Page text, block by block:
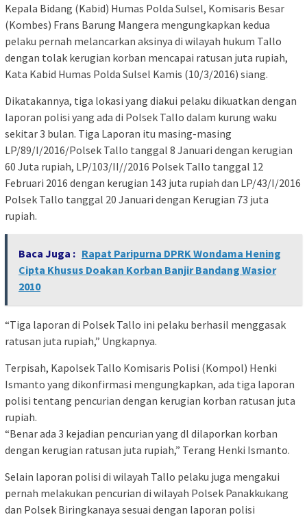
Kepala Bidang (Kabid) Humas Polda Sulsel, Komisaris Besar
(Kombes) Frans Barung Mangera mengungkapkan kedua
pelaku pernah melancarkan aksinya di wilayah hukum Tallo
dengan tolak kerugian korban mencapai ratusan juta rupiah,
Kata Kabid Humas Polda Sulsel Kamis (10/3/2016) siang.
Dikatakannya, tiga lokasi yang diakui pelaku dikuatkan dengan
laporan polisi yang ada di Polsek Tallo dalam kurung waku
sekitar 3 bulan. Tiga Laporan itu masing-masing
LP/89/I/2016/Polsek Tallo tanggal 8 Januari dengan kerugian
60 Juta rupiah, LP/103/II//2016 Polsek Tallo tanggal 12
Februari 2016 dengan kerugian 143 juta rupiah dan LP/43/I/2016
Polsek Tallo tanggal 20 Januari dengan Kerugian 73 juta
rupiah.
Baca Juga : Rapat Paripurna DPRK Wondama Hening
Cipta Khusus Doakan Korban Banjir Bandang Wasior
2010
“Tiga laporan di Polsek Tallo ini pelaku berhasil menggasak
ratusan juta rupiah,” Ungkapnya.
Terpisah, Kapolsek Tallo Komisaris Polisi (Kompol) Henki
Ismanto yang dikonfirmasi mengungkapkan, ada tiga laporan
polisi tentang pencurian dengan kerugian korban ratusan juta
rupiah.
“Benar ada 3 kejadian pencurian yang dl dilaporkan korban
dengan kerugian ratusan juta rupiah,” Terang Henki Ismanto.
Selain laporan polisi di wilayah Tallo pelaku juga mengakui
pernah melakukan pencurian di wilayah Polsek Panakkukang
dan Polsek Biringkanaya sesuai dengan laporan polisi